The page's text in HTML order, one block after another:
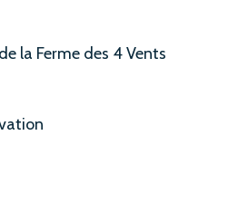
la Ferme des 4 Vents